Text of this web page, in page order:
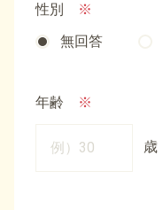
性別
※
無回答
年齢 ※